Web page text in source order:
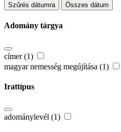
Szűrés dátumra Összes dátum
Adomány tárgya
címer (1)
magyar nemesség megújítása (1)
Irattípus
adománylevél (1)